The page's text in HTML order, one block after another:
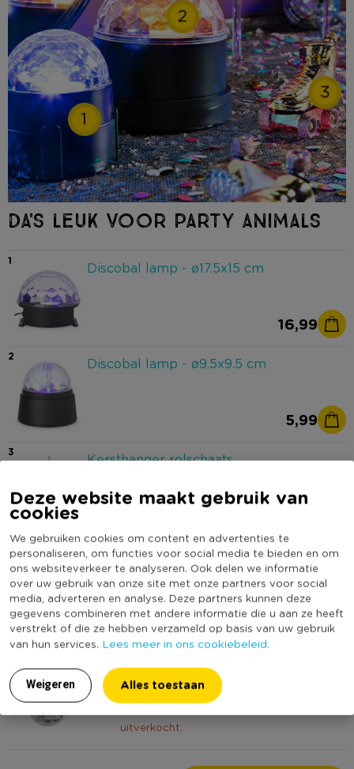
Deze website maakt gebruik van
cookies
We gebruiken cookies om content en advertenties te
personaliseren, om functies voor social media te bieden en om
ons websiteverkeer te analyseren. Ook delen we informatie
over uw gebruik van onze site met onze partners voor social
media, adverteren en analyse. Deze partners kunnen deze
gegevens combineren met andere informatie die u aan ze heeft
verstrekt of die ze hebben verzameld op basis van uw gebruik
van hun services. Lees meer in ons cookiebeleid.
Weigeren Alles toestaan
1
2
3
DA'S LEUK VOOR PARTY ANIMALS
1 Discobal lamp - ø17.5x15 cm
16,99
2 Discobal lamp - ø9.5x9.5 cm
5,99
3 Kersthanger rolschaats
5,49Sorry, dit product is momenteel
4
Champagneglas - roze/goud - 220
ml
2,99
1,00 Sorry, dit product is momenteel
uitverkocht.